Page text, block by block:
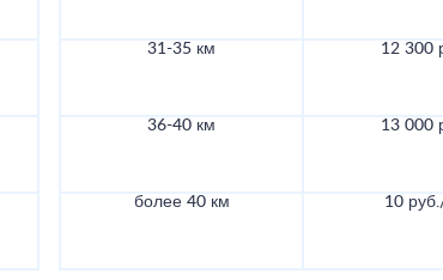
31-35 км 12 300
36-40 км 13 000
более 40 км 10